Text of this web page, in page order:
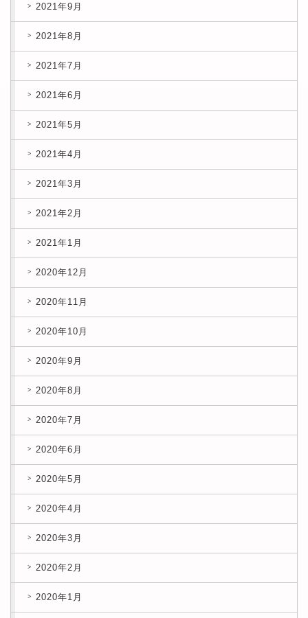
2021年9月
2021年8月
2021年7月
2021年6月
2021年5月
2021年4月
2021年3月
2021年2月
2021年1月
2020年12月
2020年11月
2020年10月
2020年9月
2020年8月
2020年7月
2020年6月
2020年5月
2020年4月
2020年3月
2020年2月
2020年1月